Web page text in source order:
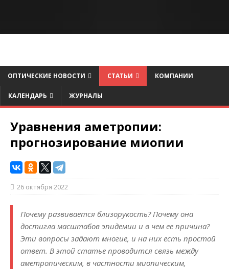
ОПТИЧЕСКИЕ НОВОСТИ СТАТЬИ КОМПАНИИ
КАЛЕНДАРЬ ЖУРНАЛЫ
Уравнения аметропии:
прогнозирование миопии
26 октября 2022
Почему развивается близорукость? Почему она
достигла масштабов эпидемии и в чем ее причина?
Эти вопросы задают многие, и на них есть простой
ответ. В этой статье проводится связь между
аметропическим, в частности миопическим,